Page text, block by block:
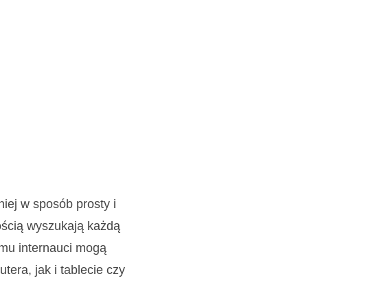
w sposób prosty i
wyszukają każdą
internauci mogą
jak i tablecie czy